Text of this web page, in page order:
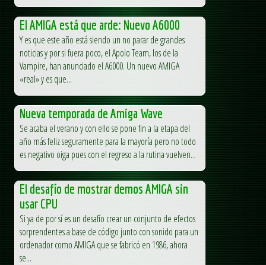
El AMIGA está que arde: Nuevo A6000
Y es que este año está siendo un no parar de grandes
noticias y por si fuera poco, el Apolo Team, los de la
Vampire, han anunciado el A6000. Un nuevo AMIGA
«real» y es que...
Nueva temporada de Amiga Wave
Se acaba el verano y con ello se pone fin a la etapa del
año más feliz seguramente para la mayoría pero no todo
es negativo oiga pues con el regreso a la rutina vuelven...
El desafío de mostrar demos AMIGA sin
usar CPU
Si ya de por sí es un desafío crear un conjunto de efectos
sorprendentes a base de código junto con sonido para un
ordenador como AMIGA que se fabricó en 1986, ahora
se...